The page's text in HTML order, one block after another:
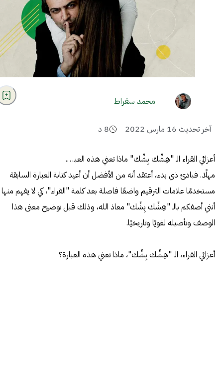
محمد سقراط
آخر تحديث 16 مارس 2022 8 د
أعزائي القراء الـ "هِشِّك بِشِّك" ماذا تعني هذه العبـ….
مهلًا.. فبادئ ذي بدء، أعتقد أنه من الأفضل أن أعيد كتابة العبارة السابقة
مستخدمًا علامات الترقيم واضعًا فاصلة بعد كلمة "القراء"، كي لا يفهم منها
أنني أصفكم بالـ "هِشِّك بِشِّك" معاذ الله، وذلك قبل توضيح معنى هذا
الوصف وتأصيله لغويًا وتاريخيًا.
أعزائي القراء، الـ "هِشِّك بِشِّك"، ماذا تعني هذه العبارة؟